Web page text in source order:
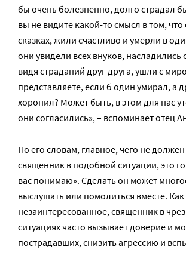
бы очень болезненно, долго страдал
вы не видите какой-то смысл в том, что
сказках, жили счастливо и умерли в
они увидели всех внуков,
видя страданий друг друга, ушли с
представляете, если б один умирал, а
хоронил? Может быть, в этом для нас
они согласились», – вспоминает отец
По его словам, главное, чего не
священник в подобной ситуации, это
вас понимаю». Сделать он может
выслушать или помолиться вместе.
незаинтересованное, священник в
ситуациях часто вызывает доверие и
пострадавших, снизить агрессию и